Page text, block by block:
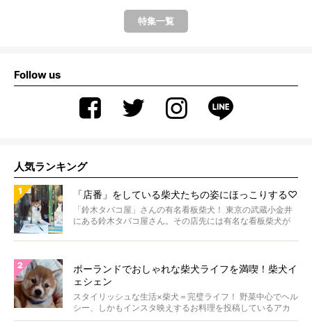
特集一覧
Follow us
人気ランキング
「店番」をしている柴犬たちの姿にほっこりする♡
「鈴木タバコ屋」さんの有名看板柴犬！ 東京の武蔵小金井
にある鈴木タバコ屋さん。その店先には有名な看板柴犬が
ポーランドでおしゃれな柴犬ライフを満喫！柴犬イ
ェシェン
スタイリッシュな生活×柴犬＝完璧ライフ！ 野菜中心でヘル
シー、しかもインスタ映えするお料理を投稿しているアカ
ウ...